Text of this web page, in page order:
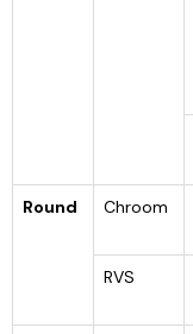
Round Chroom
RVS